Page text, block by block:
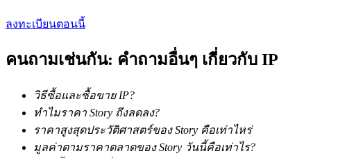
เพลิดเพลินกับการแบ่งปันผลกำไรและค่าคอมมิชชั่นการคัดลอกกา
ลงทะเบียนตอนนี้
คนถามเช่นกัน: คำถามอื่นๆ เกี่ยวกับ IP
วิธีซื้อและซื้อขาย IP?
ทำไมราคา Story ถึงลดลง?
ราคาสูงสุดประวัติศาสตร์ของ Story คือเท่าไหร่
มูลค่าตามราคาตลาดของ Story วันนี้คือเท่าไร?